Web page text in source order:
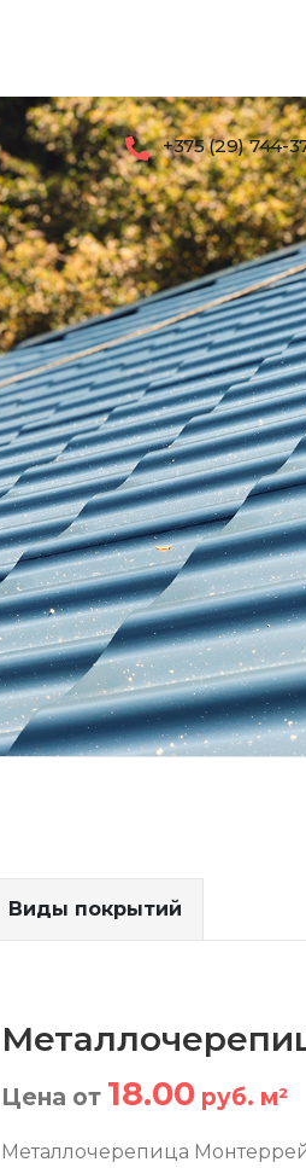
+375 (29) 744-
Виды покрытий
Цена от 18.00 руб. м²
Металлочерепица